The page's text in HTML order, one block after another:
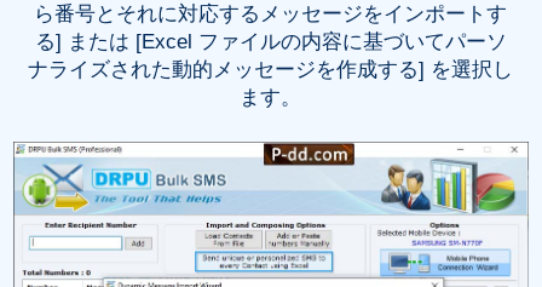
ら番号とそれに対応するメッセージをインポートす
る] または [Excel ファイルの内容に基づいてパーソ
ナライズされた動的メッセージを作成する] を選択し
ます。